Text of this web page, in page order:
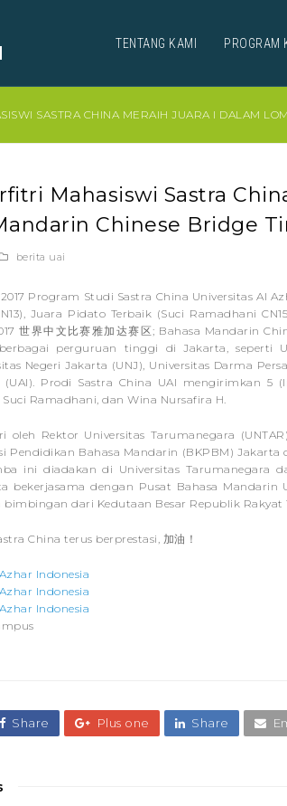
TENTANG KAMI PROGRAM
SASTRA CHINA MERAIH JUARA I DALAM
Mahasiswi Sastra
Chinese Bridge
berita uai
Program Studi Sastra China Universitas Al
Juara Pidato Terbaik (Suci Ramadhani
世界中文比赛雅加达赛区; Bahasa Mandarin
perguruan tinggi di Jakarta, seperti
Negeri Jakarta (UNJ), Universitas Darma
(UAI). Prodi Sastra China UAI mengirimkan
Ramadhani, dan Wina Nursafira H.
oleh Rektor Universitas Tarumanegara
Pendidikan Bahasa Mandarin (BKPBM)
ini diadakan di Universitas Tarumanegara
bekerjasama dengan Pusat Bahasa
bimbingan dari Kedutaan Besar Republik
China terus berprestasi, 加油！
Share Plus one Share